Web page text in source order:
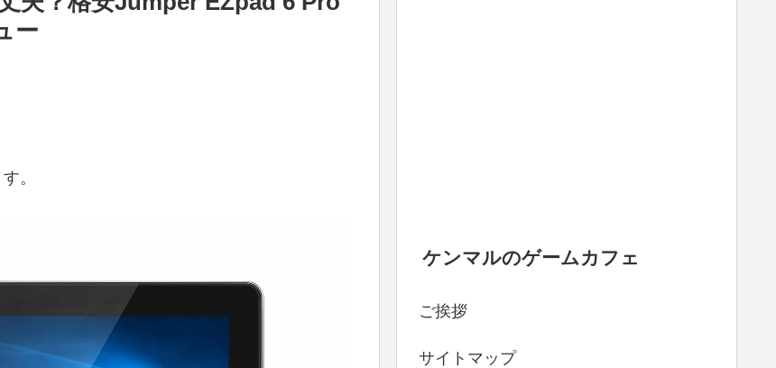
ー
。
ケンマルのゲームカフェ
ご挨拶
サイトマップ